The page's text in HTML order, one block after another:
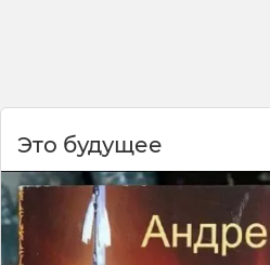
Это будущее